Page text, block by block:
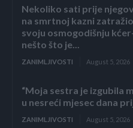
Nekoliko sati prije
na smrtnoj kazni
svoju osmogodišnju
nešto što je...
ZANIMLJIVOSTI August 5, 2026
“Moja sestra je izgubila
u nesreći mjesec dana
ZANIMLJIVOSTI August 5, 2026